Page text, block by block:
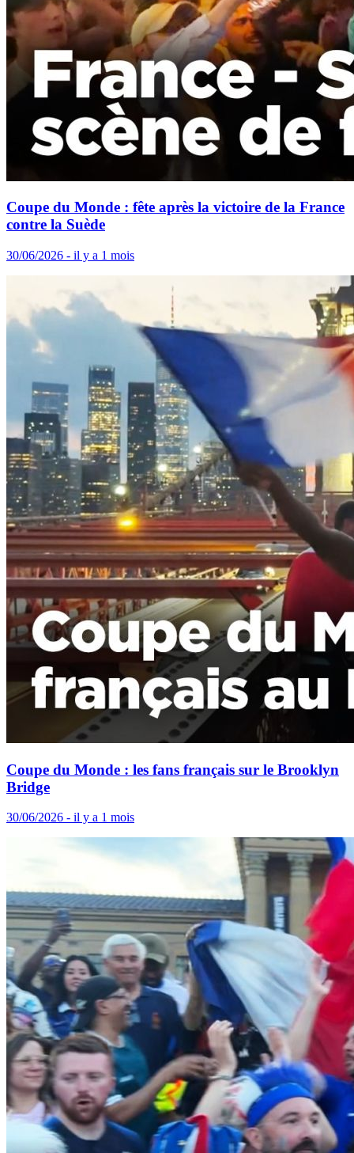
Coupe du Monde : fête après la victoire de la France
contre la Suède
30/06/2026 - il y a 1 mois
Coupe du Monde : les fans français sur le Brooklyn
Bridge
30/06/2026 - il y a 1 mois